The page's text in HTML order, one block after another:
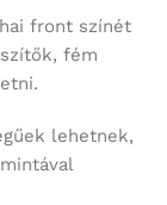
front színét
fém
lehetnek,